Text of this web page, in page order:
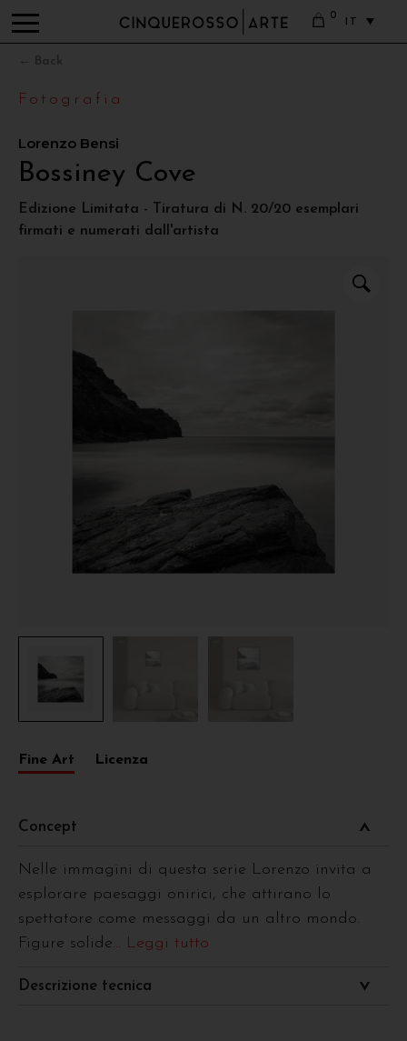
0
IT
Fotografia
Lorenzo Bensi
Bossiney Cove
Edizione Limitata - Tiratura di N. 20/20 esemplari
firmati e numerati dall'artista
Fine Art Licenza
Concept
Nelle immagini di questa serie Lorenzo invita a
esplorare paesaggi onirici, che attirano lo
spettatore come messaggi da un altro mondo.
Figure solide... Leggi tutto
Descrizione tecnica